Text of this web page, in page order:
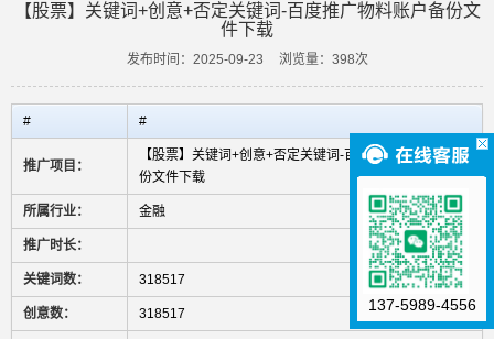
户）
【股票】关键词+创意+否定关键词-百度推广物料账户备份文
件下载
发布时间：2025-09-23 浏览量：398次
# #
推广项目：
【股票】关键词+创意+否定关键词-百度推广物料账户备
份文件下载
所属行业： 金融
推广时长：
关键词数： 318517
创意数： 318517
137-5989-4556